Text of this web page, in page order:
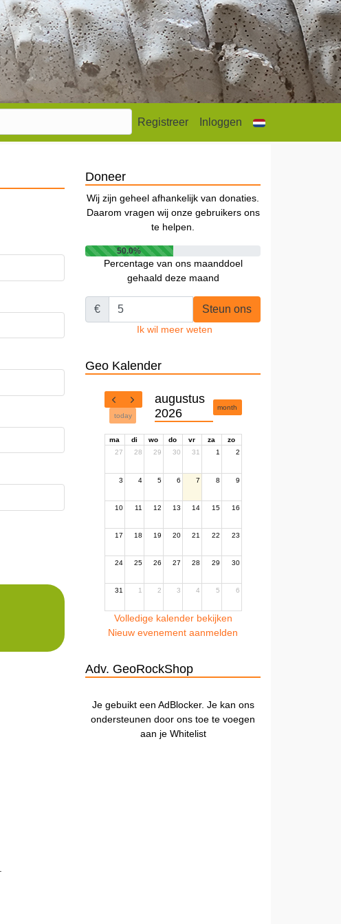
Registreer Inloggen
Doneer
Wij zijn geheel afhankelijk van donaties.
Daarom vragen wij onze gebruikers ons
te helpen.
50.0%
Percentage van ons maanddoel
gehaald deze maand
€ Steun ons
Ik wil meer weten
Geo Kalender
today
augustus
2026
month
ma di wo do vr za
zo
27
28 29 30 31 1 2
3 4 5 6 7 8 9
10 11 12 13 14 15 16
17 18 19 20 21 22 23
24 25 26 27 28 29 30
31 1 2 3 4 5 6
Volledige kalender bekijken
Nieuw evenement aanmelden
Adv. GeoRockShop
Je gebuikt een AdBlocker. Je kan ons
ondersteunen door ons toe te voegen
aan je Whitelist